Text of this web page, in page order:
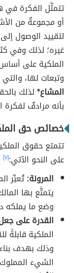
تتمثَّل الفكرة في
أو مجموعةٌ من
لتقييد الوصول
غيره؛ لذلك وفي
الملكية على
وتبعات لها،
المشاع*لذلك
بأنه مرادفٌ لفكرة
خصائص حق
تتمتع حقوق
على النحو الآتي:[٧]
المرونة:تُعبِّر
يتمتَّع بها
وضع ما يملكه
القدرة على
الملكية
وذلك بهدف
الشيء